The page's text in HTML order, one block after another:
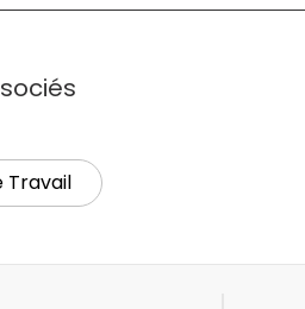
Travail